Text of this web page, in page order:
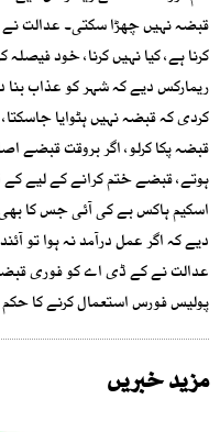
قبضہ نہیں چھڑا سکتی۔ عدالت
کرنا ہے، کیا نہیں کرنا، خود
ریمارکس دیے کہ شہر کو عذاب بنا
کردی کہ قبضہ نہیں ہٹوایا
قبضہ پکا کرلو، اگر بروقت قبضے
ہوتے، قبضے ختم کرانے کے لیے
اسکیم ہاکس بے کی آئی جس کا
دیے کہ اگر عمل درآمد نہ ہوا
عدالت نے کے ڈی اے کو فوری
پولیس فورس استعمال کرنے کا
مزید خبریں